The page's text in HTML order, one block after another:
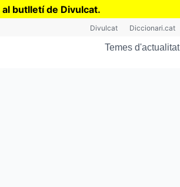
butlletí de Divulcat.
Divulcat Diccionari.cat
Temes d'actualitat